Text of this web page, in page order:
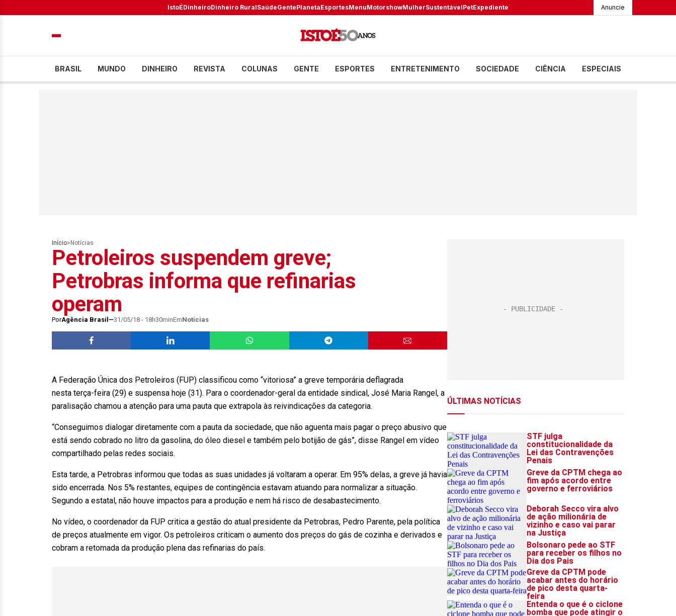
IstoÉDinheiroDinheiro RuralSaúdeGentePlanetaEsportesMenuMotorshowMulherSustentávelPetExpediente Anuncie
BRASIL MUNDO DINHEIRO REVISTA COLUNAS GENTE ESPORTES ENTRETENIMENTO SOCIEDADE CIÊNCIA ESPECIAIS
Início> Notícias
Petroleiros suspendem greve;
Petrobras informa que refinarias
operam
PorAgência Brasil 31/05/18 - 18h30minEmNotícias
A Federação Única dos Petroleiros (FUP) classificou como “vitoriosa” a greve temporária deflagrada
nesta terça-feira (29) e suspensa hoje (31). Para o coordenador-geral da entidade sindical, José Maria Rangel, a
paralisação chamou a atenção para uma pauta que extrapola às reivindicações da categoria.
“Conseguimos dialogar diretamente com a pauta da sociedade, que não aguenta mais pagar o preço abusivo que
está sendo cobrado no litro da gasolina, do óleo diesel e também pelo botijão de gás”, disse Rangel em vídeo
compartilhado pelas redes sociais.
Esta tarde, a Petrobras informou que todas as suas unidades já voltaram a operar. Em 95% delas, a greve já havia
sido encerrada. Nos 5% restantes, equipes de contingência estavam atuando para normalizar a situação.
Segundo a estatal, não houve impactos para a produção e nem há risco de desabastecimento.
No vídeo, o coordenador da FUP critica a gestão do atual presidente da Petrobras, Pedro Parente, pela política
de preços atualmente em vigor. Os petroleiros criticam o aumento dos preços do gás de cozinha e derivados e
cobram a retomada da produção plena das refinarias do país.